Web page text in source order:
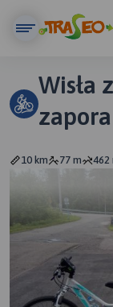
Wisła
zapora
10 km 77 m 462